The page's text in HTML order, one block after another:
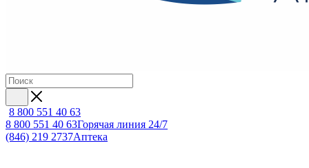
8 800 551 40 63
8 800 551 40 63Горячая линия 24/7
(846) 219 2737Аптека